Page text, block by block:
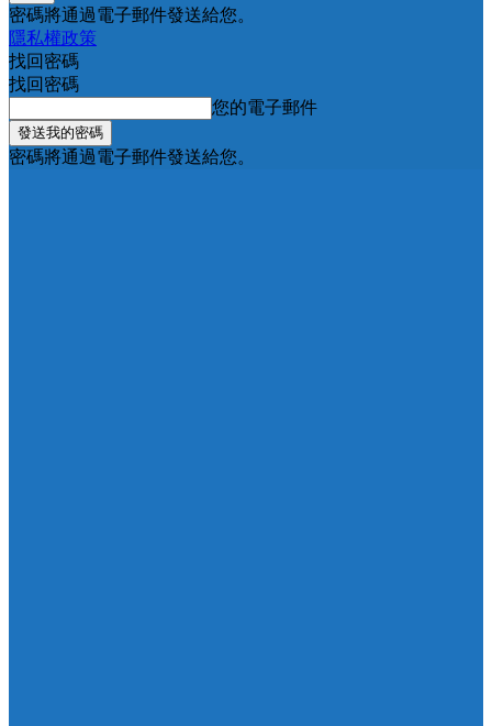
密碼將通過電子郵件發送給您。
隱私權政策
找回密碼
找回密碼
您的電子郵件
密碼將通過電子郵件發送給您。